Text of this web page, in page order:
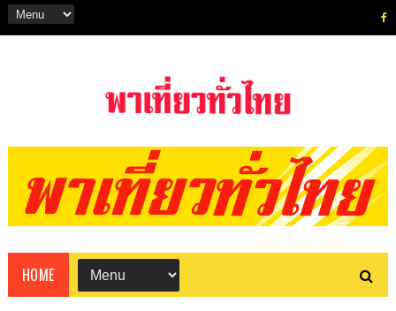
HOME